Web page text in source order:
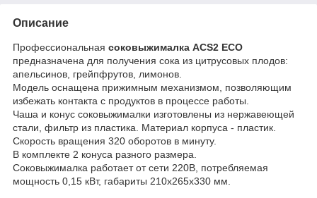
Описание
Профессиональная соковыжималка ACS2 ECO
предназначена для получения сока из цитрусовых плодов:
апельсинов, грейпфрутов, лимонов.
Модель оснащена прижимным механизмом, позволяющим
избежать контакта с продуктов в процессе работы.
Чаша и конус соковыжималки изготовлены из нержавеющей
стали, фильтр из пластика. Материал корпуса - пластик.
Скорость вращения 320 оборотов в минуту.
В комплекте 2 конуса разного размера.
Соковыжималка работает от сети 220В, потребляемая
мощность 0,15 кВт, габариты 210х265х330 мм.